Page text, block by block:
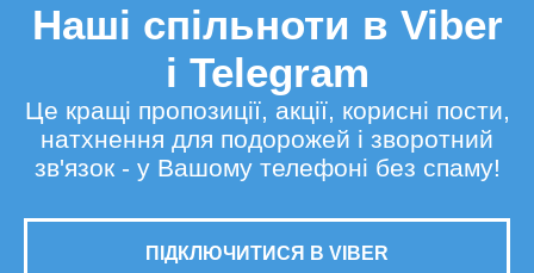
Наші спільноти в Viber
і Telegram
Це кращі пропозиції, акції, корисні пости,
натхнення для подорожей і зворотний
зв'язок - у Вашому телефоні без спаму!
ПІДКЛЮЧИТИСЯ В VIBER